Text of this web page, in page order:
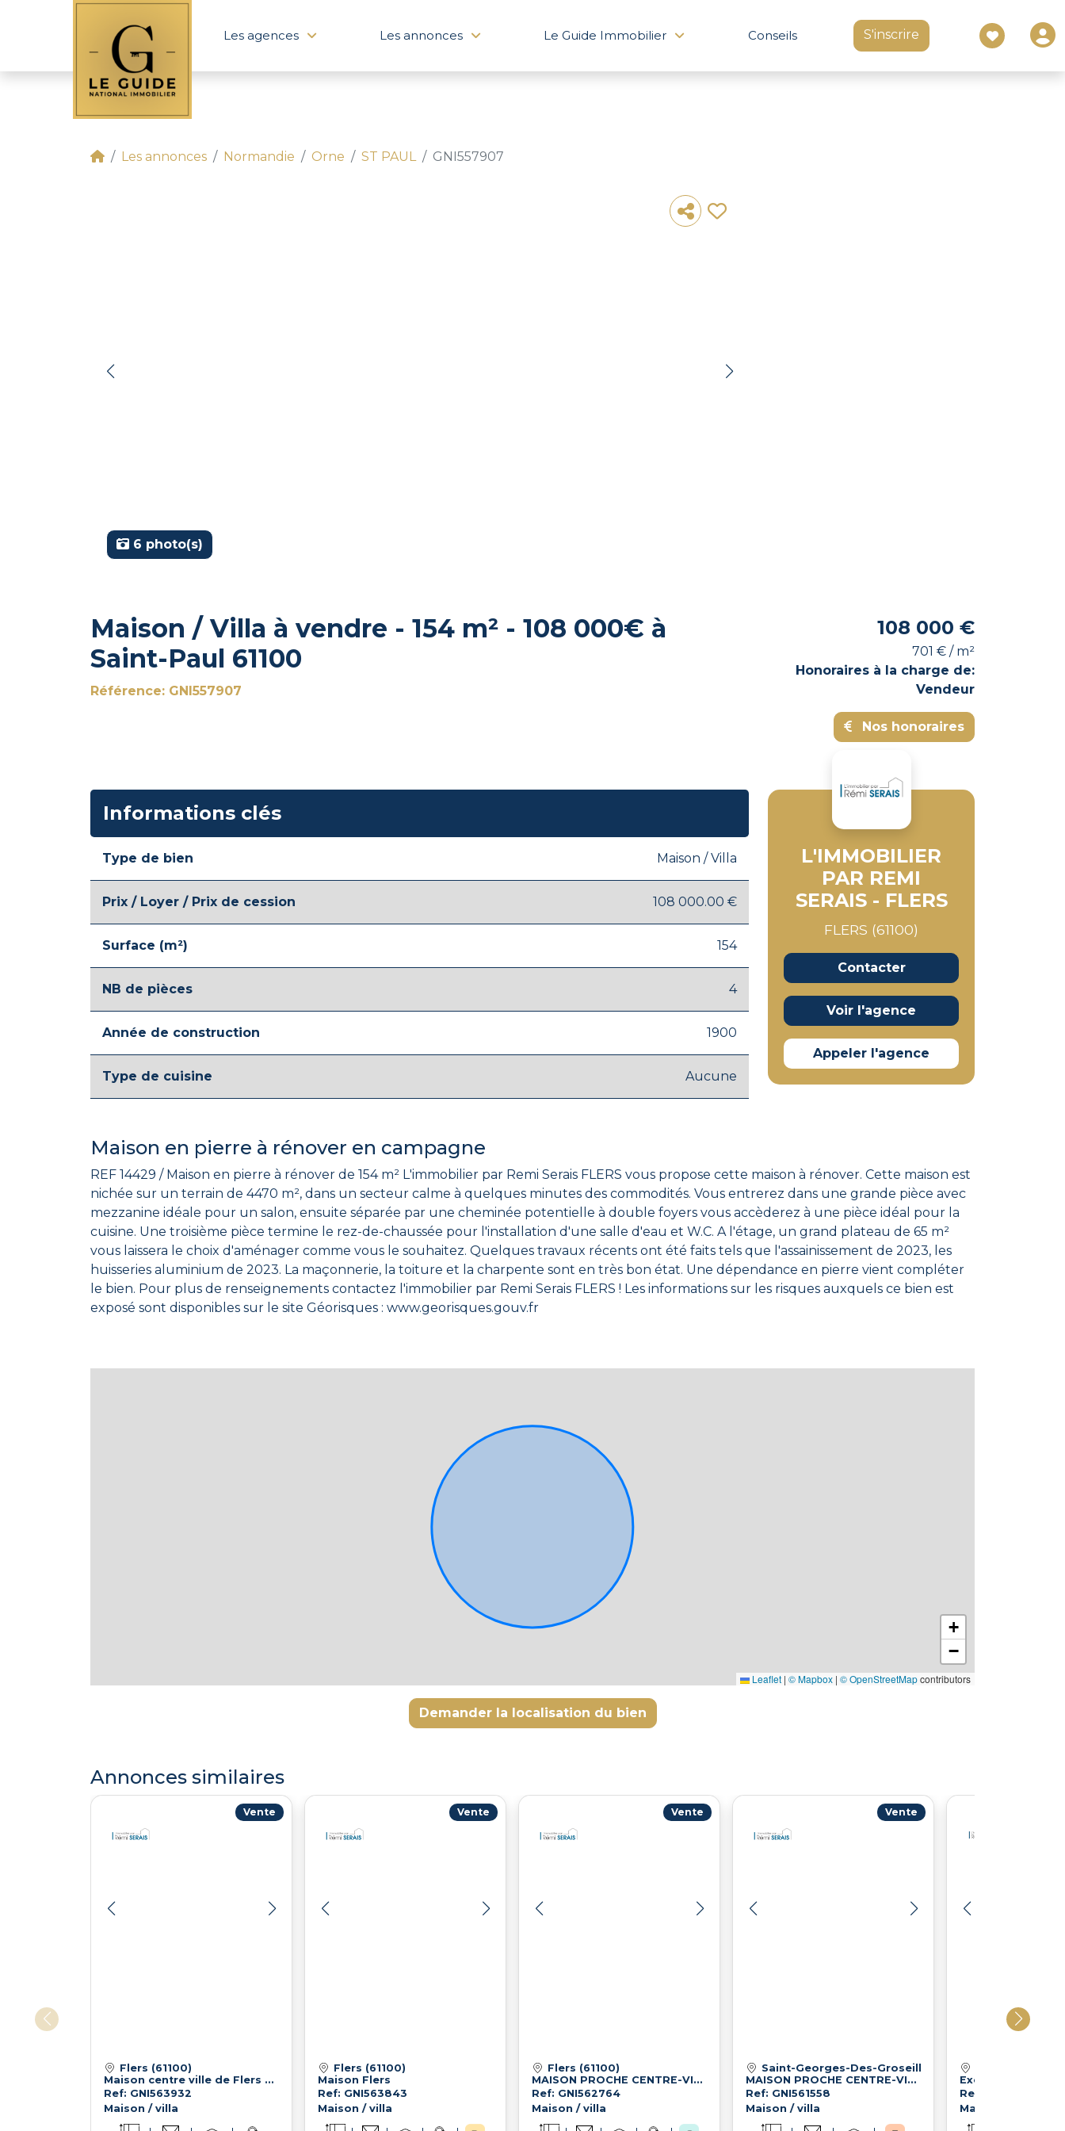
Les agences Les annonces Le Guide Immobilier Conseils S'inscrire
Les annonces Normandie Orne ST PAUL GNI557907
6 photo(s)
Maison / Villa à vendre - 154 m² - 108 000€ à
Saint-Paul 61100
Référence: GNI557907
108 000 €
701 € / m²
Honoraires à la charge de:
Vendeur
Nos honoraires
Informations clés
Type de bien Maison / Villa
Prix / Loyer / Prix de cession 108 000.00 €
Surface (m²) 154
NB de pièces 4
Année de construction 1900
Type de cuisine Aucune
L'IMMOBILIER
PAR REMI
SERAIS - FLERS
FLERS (61100)
Contacter
Voir l'agence
Appeler l'agence
Maison en pierre à rénover en campagne
REF 14429 / Maison en pierre à rénover de 154 m² L'immobilier par Remi Serais FLERS vous propose cette maison à rénover. Cette maison est
nichée sur un terrain de 4470 m², dans un secteur calme à quelques minutes des commodités. Vous entrerez dans une grande pièce avec
mezzanine idéale pour un salon, ensuite séparée par une cheminée potentielle à double foyers vous accèderez à une pièce idéal pour la
cuisine. Une troisième pièce termine le rez-de-chaussée pour l'installation d'une salle d'eau et W.C. A l'étage, un grand plateau de 65 m²
vous laissera le choix d'aménager comme vous le souhaitez. Quelques travaux récents ont été faits tels que l'assainissement de 2023, les
huisseries aluminium de 2023. La maçonnerie, la toiture et la charpente sont en très bon état. Une dépendance en pierre vient compléter
le bien. Pour plus de renseignements contactez l'immobilier par Remi Serais FLERS ! Les informations sur les risques auxquels ce bien est
exposé sont disponibles sur le site Géorisques : www.georisques.gouv.fr
+
−
Leaflet | © Mapbox | © OpenStreetMapcontributors
Demander la localisation du bien
Annonces similaires
Vente
Flers (61100)
Maison centre ville de Flers proximité immédiate des commerces
Ref: GNI563932
Maison / villa
Vente
Flers (61100)
Maison Flers
Ref: GNI563843
Maison / villa
Vente
Flers (61100)
MAISON PROCHE CENTRE-VILLE
Ref: GNI562764
Maison / villa
Vente
Saint-Georges-Des-Groseillers (61100)
MAISON PROCHE CENTRE-VILLE !
Ref: GNI561558
Maison / villa
Ref: GNI558217
Maison / villa